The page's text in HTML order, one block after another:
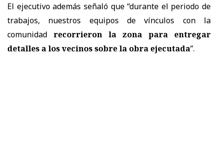
El ejecutivo además señaló que “durante el periodo de
trabajos, nuestros equipos de vínculos con la
comunidad recorrieron la zona para entregar
detalles a los vecinos sobre la obra ejecutada”.